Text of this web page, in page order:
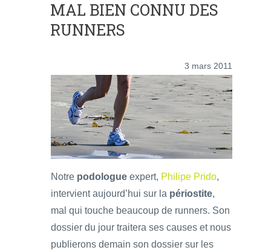
MAL BIEN CONNU DES
RUNNERS
3 mars 2011
Notre podologue expert, Philipe Prido,
intervient aujourd’hui sur la périostite,
mal qui touche beaucoup de runners. Son
dossier du jour traitera ses causes et nous
publierons demain son dossier sur les